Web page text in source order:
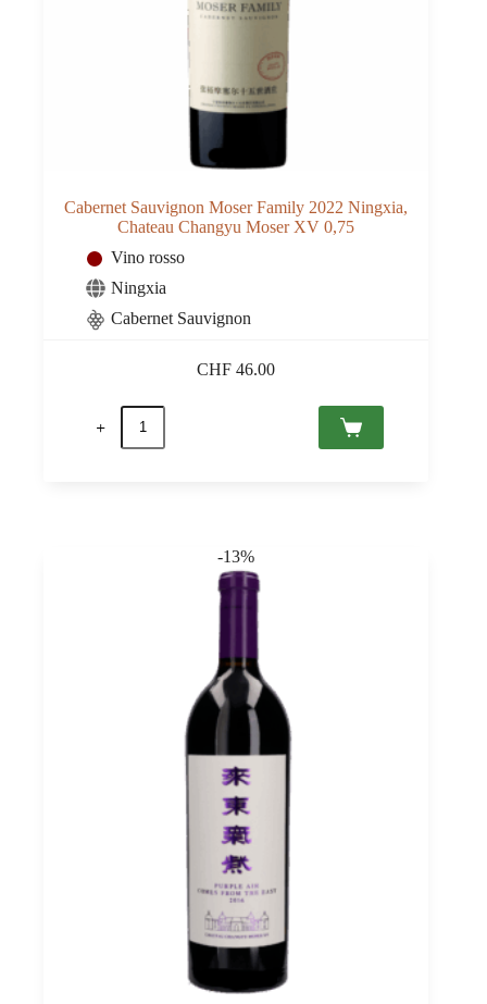
Cabernet Sauvignon Moser Family 2022 Ningxia,
Chateau Changyu Moser XV 0,75
Vino rosso
Ningxia
Cabernet Sauvignon
CHF 46.00
Cabernet
Sauvignon
Moser
-13%